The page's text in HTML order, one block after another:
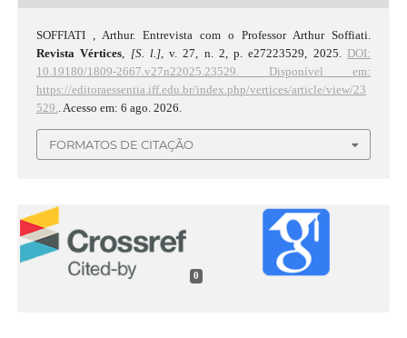
SOFFIATI , Arthur. Entrevista com o Professor Arthur Soffiati.
Revista Vértices
[S. l.], v. 27, n. 2, p. e27223529, 2025. DOI:
10.19180/1809-2667.v27n22025.23529.
Disponível em:
https://editoraessentia.iff.edu.br/index.php/vertices/article/view/23
529.
. Acesso em: 6 ago. 2026.
FORMATOS DE CITAÇÃO
0